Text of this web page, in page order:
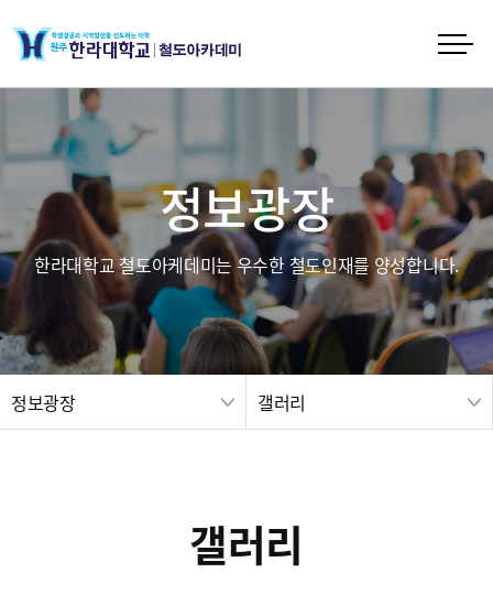
정보광장
한라대학교 철도아케데미는 우수한 철도인재를 양성합니다.
정보광장 갤러리
갤러리